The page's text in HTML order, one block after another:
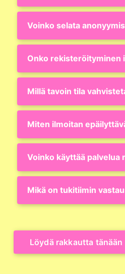
Voinko selata
Onko rekisteröityminen
Millä tavoin tila
Miten ilmoitan
Voinko käyttää palvelua
Mikä on tukitiimin
Löydä rakkautta tänään